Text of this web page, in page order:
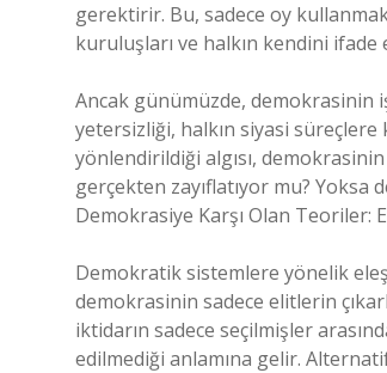
gerektirir. Bu, sadece oy
kuruluşları ve halkın kendini ifade
Ancak günümüzde, demokrasinin
yetersizliği, halkın siyasi süreçlere
yönlendirildiği algısı,
gerçekten zayıflatıyor mu? Yoksa
Demokrasiye Karşı Olan Teoriler:
Demokratik sistemlere yönelik
demokrasinin sadece elitlerin
iktidarın sadece seçilmişler
edilmediği anlamına gelir.